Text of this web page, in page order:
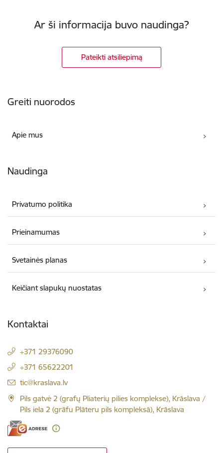
Ar ši informacija buvo naudinga?
Pateikti atsiliepimą
Greiti nuorodos
Apie mus
Naudinga
Privatumo politika
Prieinamumas
Svetainės planas
Keičiant slapukų nuostatas
Kontaktai
+371 29376090
+371 65622201
El. paštas:
tic@kraslava.lv
Pils gatvė 2 (grafų Pliaterių pilies komplekse), Krāslava /
Pils iela 2 (grāfu Plāteru pils kompleksā), Krāslava